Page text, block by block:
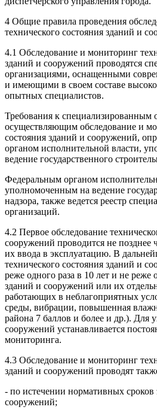
4 Общие правила проведения
технического состояния зданий и
4.1 Обследование и мониторинг
зданий и сооружений проводятся
организациями, оснащенными
и имеющими в своем составе
опытных специалистов.
Требования к специализированным
осуществляющим обследование и
состояния зданий и сооружений,
органом исполнительной власти,
ведение государственного
Федеральным органом
уполномоченным на ведение
надзора, также ведется реестр
организаций.
4.2 Первое обследование
сооружений проводится не позднее
их ввода в эксплуатацию. В
технического состояния зданий и
реже одного раза в 10 лет и не реже
зданий и сооружений или их
работающих в неблагоприятных
среды, вибрации, повышенная
района 7 баллов и более и др.). Для
сооружений устанавливается
мониторинга.
4.3 Обследование и мониторинг
зданий и сооружений проводят
- по истечении нормативных сроков
сооружений;